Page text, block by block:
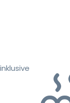
inklusive